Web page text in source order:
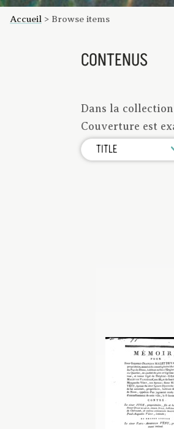
Accueil > Browse items
CONTENUS
Dans la collection
Couverture est